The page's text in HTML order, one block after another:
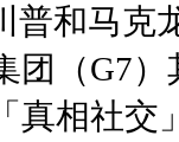
普和马克
团（G7
真相社交